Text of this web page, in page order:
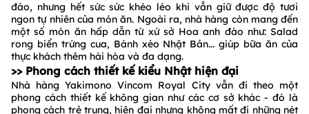
đáo, nhưng hết sức sức khéo léo khi vẫn giữ được độ tươi
ngon tự nhiên của món ăn. Ngoài ra, nhà hàng còn mang đến
một số món ăn hấp dẫn từ xứ sở Hoa anh đào như: Salad
rong biển trứng cua, Bánh xèo Nhật Bản... giúp bữa ăn của
thực khách thêm hài hòa và đa dạng.
>> Phong cách thiết kế kiểu Nhật hiện đại
Nhà hàng Yakimono Vincom Royal City vẫn đi theo một
phong cách thiết kế không gian như các cơ sở khác - đó là
phong cách trẻ trung, hiện đại nhưng không mất đi những nét